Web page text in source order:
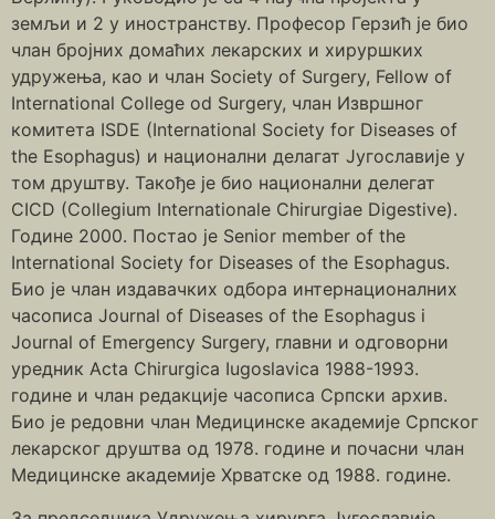
земљи и 2 у иностранству. Професор Герзић је био
члан бројних домаћих лекарских и хируршких
удружења, као и члан Society of Surgery, Fellow of
International College od Surgery, члан Извршног
комитета ISDE (International Society for Diseases of
the Esophagus) и национални делагат Југославије у
том друштву. Такође је био национални делегат
CICD (Collegium Internationale Chirurgiae Digestive).
Године 2000. Постао је Senior member of the
International Society for Diseases of the Esophagus.
Био је члан издавачких одбора интернационалних
часописа Journal of Diseases of the Esophagus i
Journal of Emergency Surgery, главни и одговорни
уредник Acta Chirurgica Iugoslavica 1988-1993.
године и члан редакције часописа Српски архив.
Био је редовни члан Медицинске академије Српског
лекарског друштва од 1978. године и почасни члан
Медицинске академије Хрватске од 1988. године.